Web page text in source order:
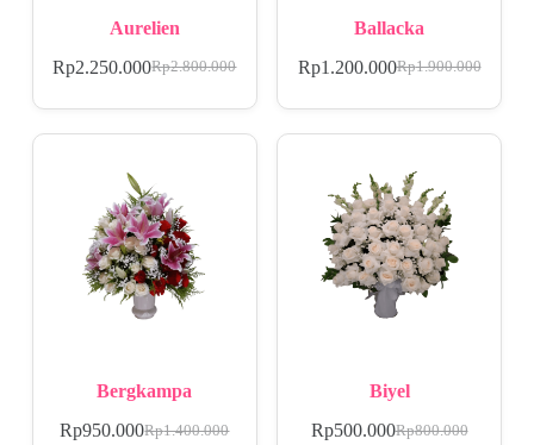
Aurelien
Rp2.800.000
Rp2.250.000
Ballacka
Rp1.900.000
Rp1.200.000
Bergkampa
Rp1.400.000
Rp950.000
Biyel
Rp800.000
Rp500.000